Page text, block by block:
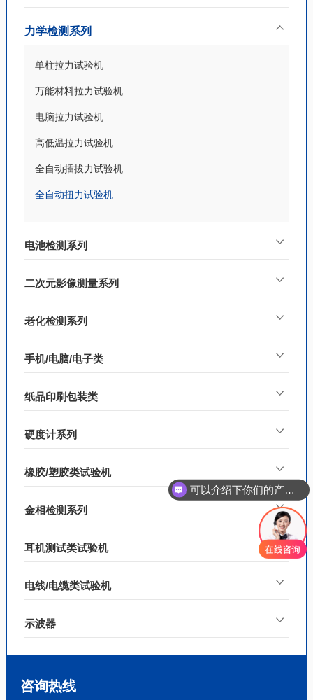
力学检测系列
单柱拉力试验机
万能材料拉力试验机
电脑拉力试验机
高低温拉力试验机
全自动插拔力试验机
全自动扭力试验机
电池检测系列
二次元影像测量系列
老化检测系列
手机/电脑/电子类
纸品印刷包装类
硬度计系列
橡胶/塑胶类试验机
金相检测系列
耳机测试类试验机
电线/电缆类试验机
示波器
咨询热线
可以介绍下你们的产品么